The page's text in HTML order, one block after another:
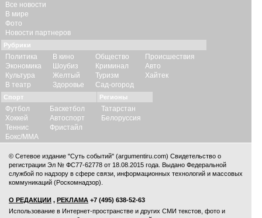
Все новости
В мире
Фото
Новости партнеров
Рубрики
Политика
Экономика
Культура
В театр
В кино
Шоубиз
Желтый
Здоровье
Общество
Криминал
Туризм
Сад-огород
Происшествия
Авто
Хайтек
Спорт
Футбол
Хоккей
Теннис
Бокс/ММА
Баскетбол
Автоспорт
Фристайл
Регионы
Татарстан
Белоруссия
© Сетевое издание "Суть событий" (argumentiru.com) Свидетельство о
регистрации Эл № ФС77-62778 от 18.08.2015 года. Выдано Федеральной
службой по надзору в сфере связи, информационных технологий и массовых
коммуникаций (Роскомнадзор).
О РЕДАКЦИИ , РЕКЛАМА +7 (495) 638-52-63
Использование в Интернет-пространстве и других СМИ текстов, фото и